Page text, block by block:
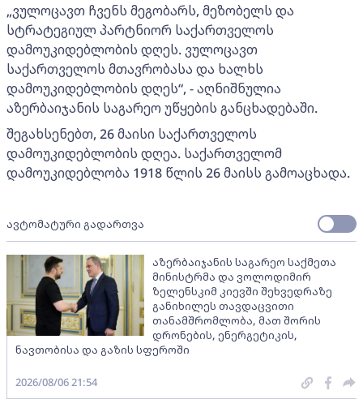
„ვულოცავთ ჩვენს მეგობარს, მეზობელს და
სტრატეგიულ პარტნიორ საქართველოს
დამოუკიდებლობის დღეს. ვულოცავთ
საქართველოს მთავრობასა და ხალხს
დამოუკიდებლობის დღეს“, - აღნიშნულია
აზერბაიჯანის საგარეო უწყების განცხადებაში.
შეგახსენებთ, 26 მაისი საქართველოს
დამოუკიდებლობის დღეა. საქართველომ
დამოუკიდებლობა 1918 წლის 26 მაისს გამოაცხადა.
ავტომატური გადართვა
აზერბაიჯანის საგარეო საქმეთა
მინისტრმა და ვოლოდიმირ
ზელენსკიმ კიევში შეხვედრაზე
განიხილეს თავდაცვითი
თანამშრომლობა, მათ შორის
დრონების, ენერგეტიკის,
ნავთობისა და გაზის სფეროში
2026/08/06 21:54